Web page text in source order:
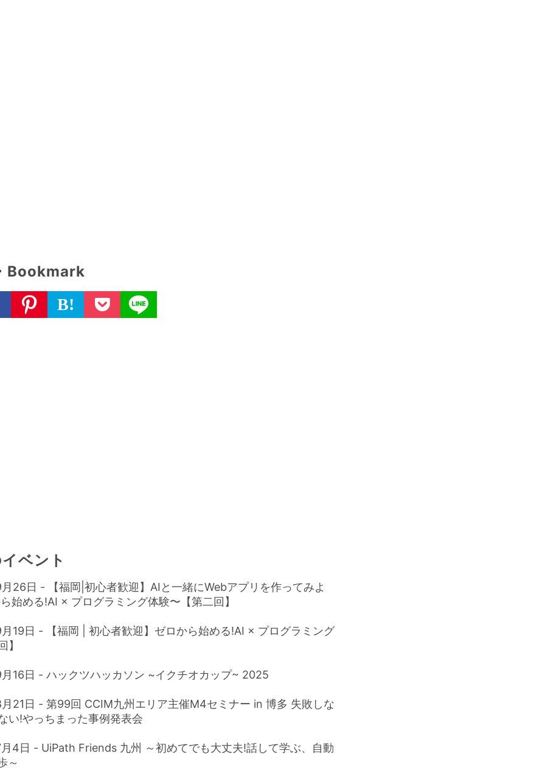
Bookmark
B!
ベント
26日 - 【福岡|初心者歓迎】AIと一緒にWebアプリを作ってみよ
始める!AI × プログラミング体験〜【第二回】
19日 - 【福岡 | 初心者歓迎】ゼロから始める!AI × プログラミング
】
16日 - ハックツハッカソン ~イクチオカップ~ 2025
21日 - 第99回 CCIM九州エリア主催M4セミナー in 博多 失敗しな
い!やっちまった事例発表会
4日 - UiPath Friends 九州 ～初めてでも大丈夫!話して学ぶ、自動
～